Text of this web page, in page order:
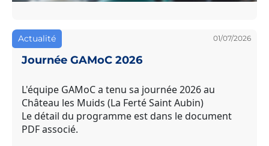
Actualité 01/07/2026
Journée GAMoC 2026
L'équipe GAMoC a tenu sa journée 2026 au
Château les Muids (La Ferté Saint Aubin)
Le détail du programme est dans le document
PDF associé.